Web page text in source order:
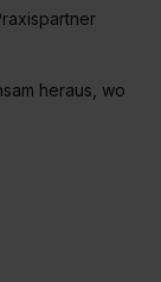
heraus, wo